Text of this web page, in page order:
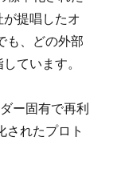
提唱したオ
も、どの外部
ています。
ー固有で再利
されたプロト